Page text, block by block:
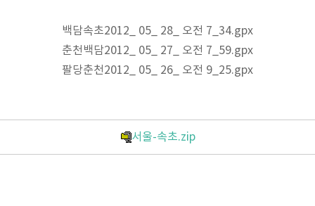
백담속초2012_ 05_ 28_ 오전 7_34.gpx
춘천백담2012_ 05_ 27_ 오전 7_59.gpx
팔당춘천2012_ 05_ 26_ 오전 9_25.gpx
서울-속초.zip